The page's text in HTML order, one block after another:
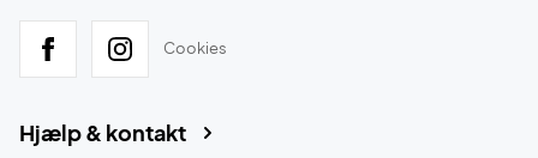
Cookies
Hjælp & kontakt